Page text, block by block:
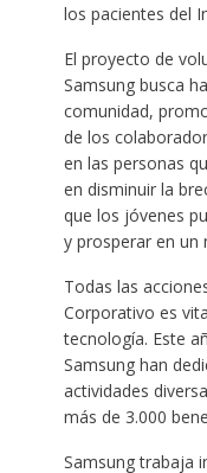
los pacientes del
El proyecto de
Samsung busca
comunidad,
de los
en las personas
en disminuir la
que los jóvenes
y prosperar en un
Todas las
Corporativo es
tecnología. Este
Samsung han
actividades
más de 3.000
Samsung trabaja